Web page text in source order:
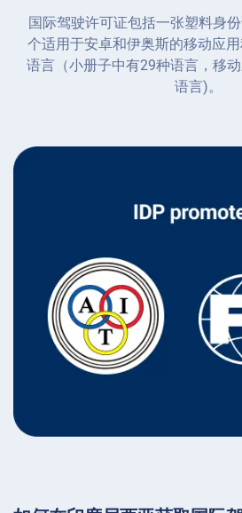
国际驾驶许可证包括一张塑料身
个适用于安卓和伊奥斯的移动应
语言（小册子中有29种语言，移
语言)。